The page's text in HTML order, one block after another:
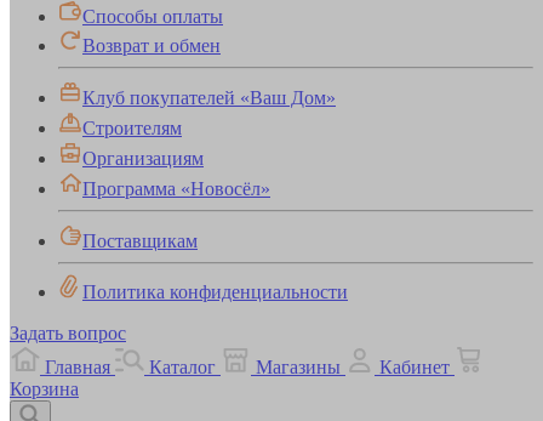
Способы оплаты
Возврат и обмен
Клуб покупателей «Ваш Дом»
Строителям
Организациям
Программа «Новосёл»
Поставщикам
Политика конфиденциальности
Задать вопрос
Главная
Каталог Магазины
Кабинет
Корзина